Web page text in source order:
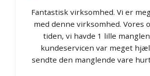
Fantastisk virksomhed. Vi er
med denne virksomhed. Vores
tiden, vi havde 1 lille
kundeservicen var meget
sendte den manglende vare